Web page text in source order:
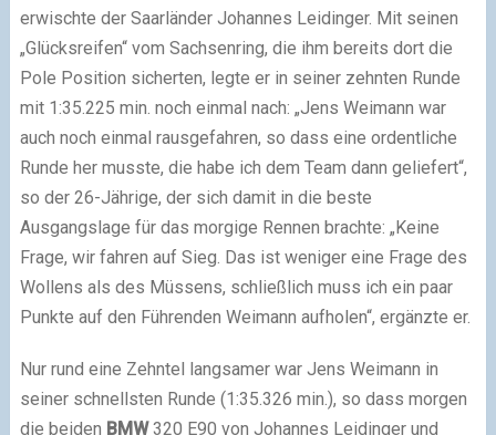
erwischte der Saarländer Johannes Leidinger. Mit seinen
„Glücksreifen“ vom Sachsenring, die ihm bereits dort die
Pole Position sicherten, legte er in seiner zehnten Runde
mit 1:35.225 min. noch einmal nach: „Jens Weimann war
auch noch einmal rausgefahren, so dass eine ordentliche
Runde her musste, die habe ich dem Team dann geliefert“,
so der 26-Jährige, der sich damit in die beste
Ausgangslage für das morgige Rennen brachte: „Keine
Frage, wir fahren auf Sieg. Das ist weniger eine Frage des
Wollens als des Müssens, schließlich muss ich ein paar
Punkte auf den Führenden Weimann aufholen“, ergänzte er.
Nur rund eine Zehntel langsamer war Jens Weimann in
seiner schnellsten Runde (1:35.326 min.), so dass morgen
die beiden BMW320 E90 von Johannes Leidinger und